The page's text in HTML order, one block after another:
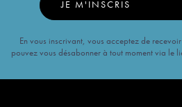
JE M'INSCRIS
En vous inscrivant, vous acceptez de
pouvez vous désabonner à tout moment via le